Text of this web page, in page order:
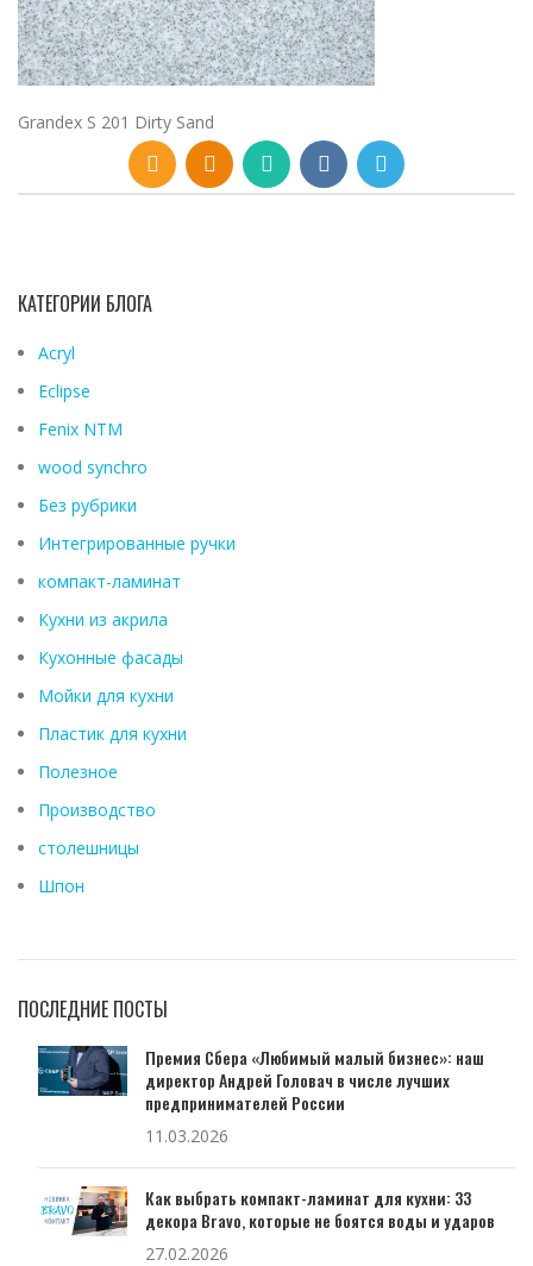
Grandex S 201 Dirty Sand
КАТЕГОРИИ БЛОГА
Acryl
Eclipse
Fenix ​​NTM
wood synchro
Без рубрики
Интегрированные ручки
компакт-ламинат
Кухни из акрила
Кухонные фасады
Мойки для кухни
Пластик для кухни
Полезное
Производство
столешницы
Шпон
ПОСЛЕДНИЕ ПОСТЫ
Премия Сбера «Любимый малый бизнес»: наш
директор Андрей Головач в числе лучших
предпринимателей России
11.03.2026
Как выбрать компакт-ламинат для кухни: 33
декора Bravo, которые не боятся воды и ударов
27.02.2026